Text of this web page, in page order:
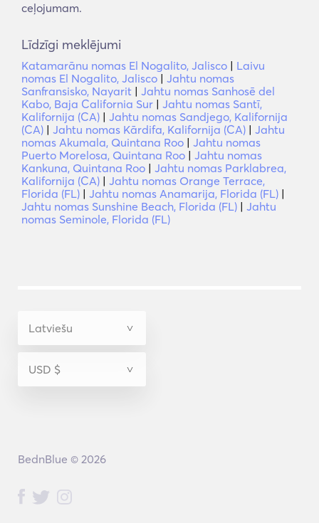
ceļojumam.
Līdzīgi meklējumi
Katamarānu nomas El Nogalito, Jalisco | Laivu
nomas El Nogalito, Jalisco | Jahtu nomas
Sanfransisko, Nayarit | Jahtu nomas Sanhosē del
Kabo, Baja California Sur | Jahtu nomas Santī,
Kalifornija (CA) | Jahtu nomas Sandjego, Kalifornija
(CA) | Jahtu nomas Kārdifa, Kalifornija (CA) | Jahtu
nomas Akumala, Quintana Roo | Jahtu nomas
Puerto Morelosa, Quintana Roo | Jahtu nomas
Kankuna, Quintana Roo | Jahtu nomas Parklabrea,
Kalifornija (CA) | Jahtu nomas Orange Terrace,
Florida (FL) | Jahtu nomas Anamarija, Florida (FL) |
Jahtu nomas Sunshine Beach, Florida (FL) | Jahtu
nomas Seminole, Florida (FL)
BednBlue © 2026